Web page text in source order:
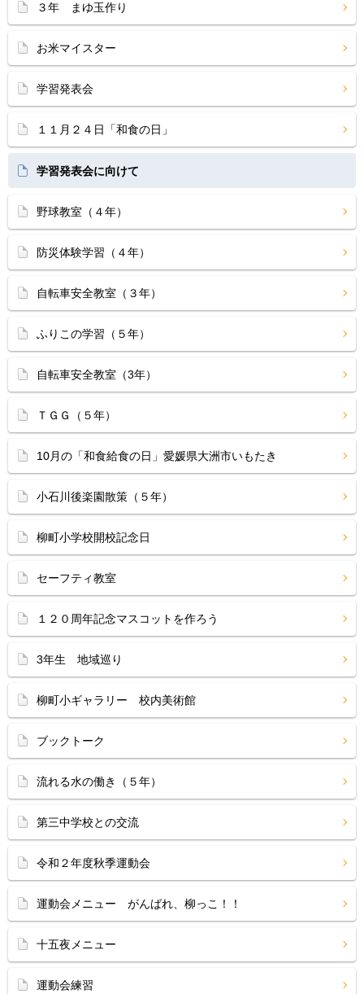
３年 まゆ玉作り
お米マイスター
学習発表会
１１月２４日「和食の日」
学習発表会に向けて
野球教室（４年）
防災体験学習（４年）
自転車安全教室（３年）
ふりこの学習（５年）
自転車安全教室（3年）
ＴＧＧ（５年）
10月の「和食給食の日」愛媛県大洲市いもたき
小石川後楽園散策（５年）
柳町小学校開校記念日
セーフティ教室
１２０周年記念マスコットを作ろう
3年生 地域巡り
柳町小ギャラリー 校内美術館
ブックトーク
流れる水の働き（５年）
第三中学校との交流
令和２年度秋季運動会
運動会メニュー がんばれ、柳っこ！！
十五夜メニュー
運動会練習